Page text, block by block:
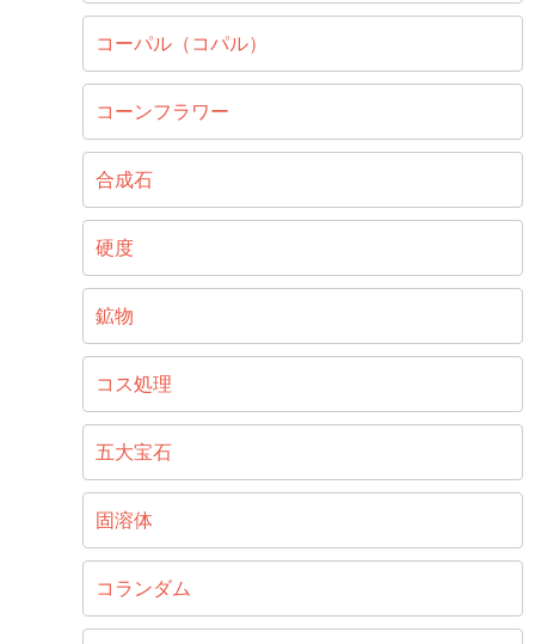
コーパル（コパル）
コーンフラワー
合成石
硬度
鉱物
コス処理
五大宝石
固溶体
コランダム